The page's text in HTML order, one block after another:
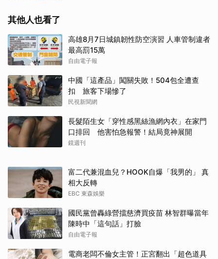
其他人也看了
高雄8月7日城鎮韌性防空演習 人車管制違者
最高罰15萬
自由電子報
中國「這產品」闖關失敗！504包全遭查
扣 旅客下場慘了
民視新聞網
長髮陌生女「穿性感黑絲漁網內衣」在家門
口排回 他害怕急報警！結局竟神展開
鏡週刊
富二代兼混血兒？HOOK自爆「我男的」 真
相大反轉
EBC 東森娛樂
國民黨曾轟綠營擋慈濟買疫苗 林智群曝當年
陳時中「這句話」打臉
自由電子報
電商老闆不倫女主管！正宮翻出「超色道具